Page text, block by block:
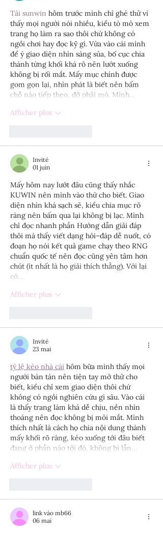
Tải sunwin hôm trước mình chỉ ghé thử vì
thấy mọi người nói nhiều, kiểu tò mò xem
trang họ làm ra sao thôi chứ không có
ngồi chơi hay đọc kỹ gì. Vừa vào cái mình
để ý giao diện nhìn sáng sủa, bố cục chia
thành từng khối khá rõ nên lướt xuống
không bị rối mắt. Mấy mục chính được
gom gọn lại, nhìn phát là biết nên bấm
chỗ nào tiếp theo, đỡ phải mò. Mình…
Afficher plus
Invité
01 juin
Mấy hôm nay lướt đâu cũng thấy nhắc
KUWIN nên mình vào thử cho biết. Giao
diện nhìn khá sạch sẽ, kiểu chia mục rõ
ràng nên bấm qua lại không bị lạc. Mình
chỉ đọc nhanh phần Hướng dẫn giải đáp
thôi mà thấy viết dạng hỏi–đáp dễ nuốt, có
đoạn họ nói kết quả game chạy theo RNG
chuẩn quốc tế nên đọc cũng yên tâm hơn
chút (ít nhất là họ giải thích thẳng). Với lại
có…
Afficher plus
Invité
23 mai
tỷ lệ kèo nhà cái hôm bữa mình thấy mọi
người bàn tán nên tiện tay mở thử cho
biết, kiểu chỉ xem giao diện thôi chứ
không có ngồi nghiên cứu gì sâu. Vào cái
là thấy trang làm khá dễ chịu, nền nhìn
thoáng nên đọc không bị mỏi mắt. Mình
thích nhất là cách họ chia nội dung thành
mấy khối rõ ràng, kéo xuống tới đâu biết
đang ở phần nào tới đó, không bị lẫn…
Afficher plus
link vào mb66
06 mai